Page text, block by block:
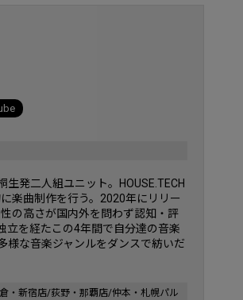
発二人組ユニット。HOUSE.TECH
楽曲制作を行う。2020年にリリー
の高さが国内外を問わず認知・評
立を経たこの4年間で自分達の音楽
様な音楽ジャンルをダンスで紡いだ
・新宿店/荻野・那覇店/仲本・札幌パル